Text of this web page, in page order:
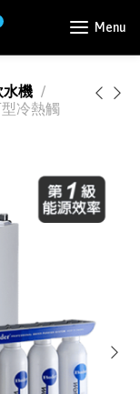
Menu
水機
冷熱觸